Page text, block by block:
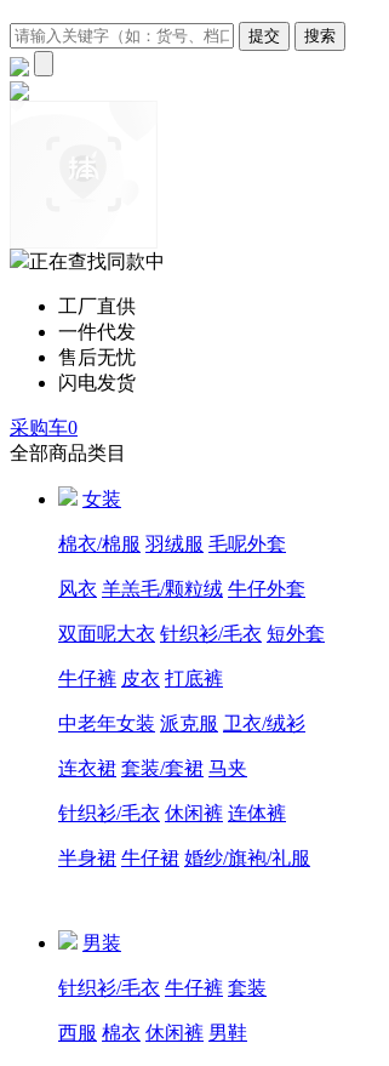
正在查找同款中
工厂直供
一件代发
售后无忧
闪电发货
采购车0
全部商品类目
女装
棉衣/棉服 羽绒服 毛呢外套
风衣 羊羔毛/颗粒绒 牛仔外套
双面呢大衣 针织衫/毛衣 短外套
牛仔裤 皮衣 打底裤
中老年女装 派克服 卫衣/绒衫
连衣裙 套装/套裙 马夹
针织衫/毛衣 休闲裤 连体裤
半身裙 牛仔裙 婚纱/旗袍/礼服
男装
针织衫/毛衣 牛仔裤 套装
西服 棉衣 休闲裤 男鞋